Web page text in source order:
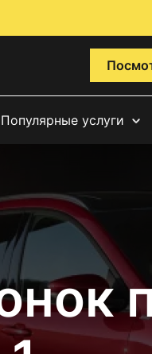
Популярные услуги